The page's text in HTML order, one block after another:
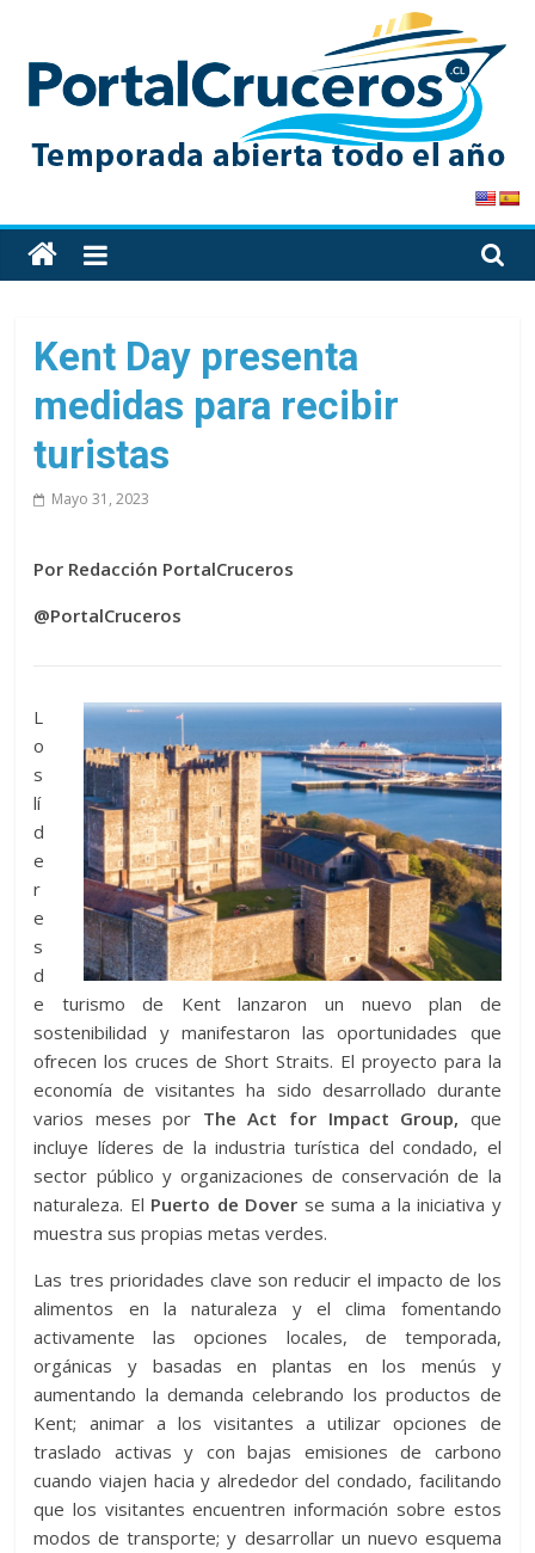
content
PortalCruceros
Toda
la
de
cruceros
en
un
solo
Kent Day presenta
medidas para recibir
turistas
Mayo 31, 2023
Por Redacción PortalCruceros
@PortalCruceros
L
o
s
lí
d
e
r
e
s
d
e turismo de Kent lanzaron un nuevo plan de
sostenibilidad y manifestaron las oportunidades que
ofrecen los cruces de Short Straits. El proyecto para la
economía de visitantes ha sido desarrollado durante
varios meses por The Act for Impact Group, que
incluye líderes de la industria turística del condado, el
sector público y organizaciones de conservación de la
naturaleza. El Puerto de Dover se suma a la iniciativa y
muestra sus propias metas verdes.
Las tres prioridades clave son reducir el impacto de los
alimentos en la naturaleza y el clima fomentando
activamente las opciones locales, de temporada,
orgánicas y basadas en plantas en los menús y
aumentando la demanda celebrando los productos de
Kent; animar a los visitantes a utilizar opciones de
traslado activas y con bajas emisiones de carbono
cuando viajen hacia y alrededor del condado, facilitando
que los visitantes encuentren información sobre estos
modos de transporte; y desarrollar un nuevo esquema